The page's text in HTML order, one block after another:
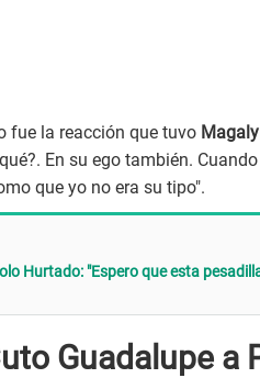
fue la reacción que tuvo
En su ego también.
que yo no era su tipo".
Hurtado: "Espero que esta
Guadalupe a